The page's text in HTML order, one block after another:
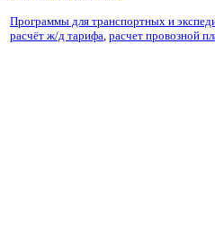
Программы для транспортных и
расчёт ж/д тарифа, расчет провозной